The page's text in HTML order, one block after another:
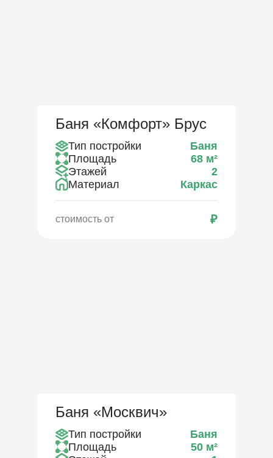
Баня «Комфорт» Брус
Тип постройки
Баня
Площадь
68 м²
Этажей
2
Материал
Каркас
стоимость от ₽
Баня «Москвич»
Тип постройки
Баня
Площадь
50 м²